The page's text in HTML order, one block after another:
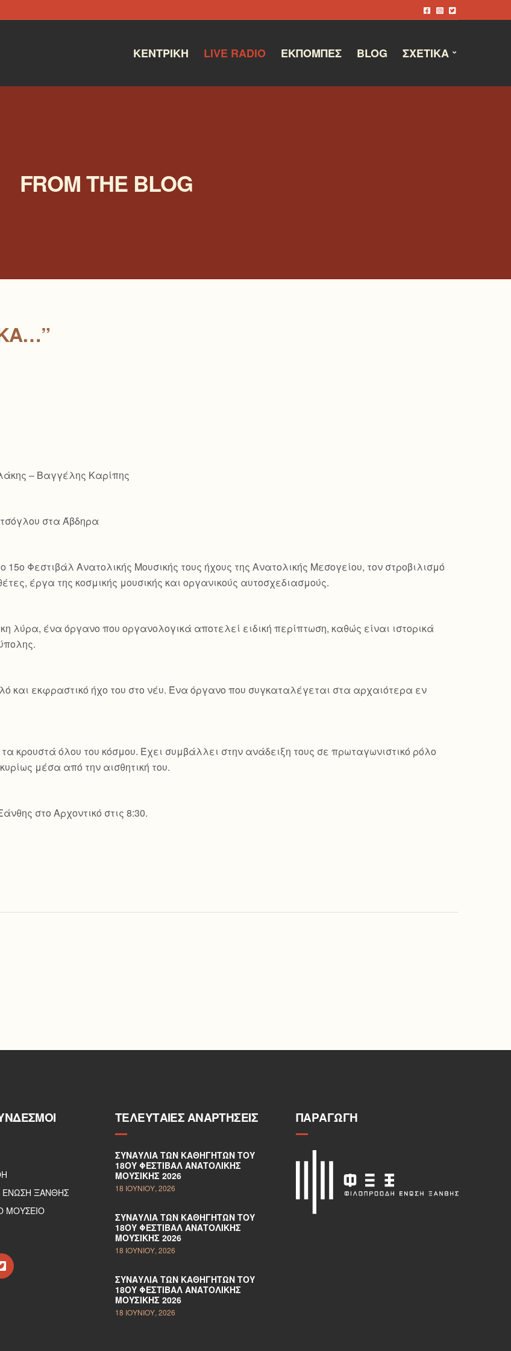
ΚΕΝΤΡΙΚΉ LIVE RADIO ΕΚΠΟΜΠΈΣ BLOG ΣΧΕΤΙΚΆ
FROM THE BLOG
– Βαγγέλης Καρίπης
στα Άβδηρα
Φεστιβάλ Ανατολικής Μουσικής τους ήχους της Ανατολικής Μεσογείου, τον στροβιλισμό
έργα της κοσμικής μουσικής και οργανικούς αυτοσχεδιασμούς.
λύρα, ένα όργανο που οργανολογικά αποτελεί ειδική περίπτωση, καθώς είναι ιστορικά
και εκφραστικό ήχο του στο νέυ. Ένα όργανο που συγκαταλέγεται στα αρχαιότερα εν
κρουστά όλου του κόσμου. Έχει συμβάλλει στην ανάδειξη τους σε πρωταγωνιστικό ρόλο
μέσα από την αισθητική του.
στο Αρχοντικό στις 8:30.
ΞΑΝΘΗΣ
ΜΟΥΣΕΙΟ
ΤΕΛΕΥΤΑΊΕΣ ΑΝΑΡΤΉΣΕΙΣ
ΣΥΝΑΥΛΊΑ ΤΩΝ ΚΑΘΗΓΗΤΏΝ ΤΟΥ
18ΟΥ ΦΕΣΤΙΒΆΛ ΑΝΑΤΟΛΙΚΉΣ
ΜΟΥΣΙΚΉΣ 2026
18 ΙΟΥΝΊΟΥ, 2026
ΣΥΝΑΥΛΊΑ ΤΩΝ ΚΑΘΗΓΗΤΏΝ ΤΟΥ
18ΟΥ ΦΕΣΤΙΒΆΛ ΑΝΑΤΟΛΙΚΉΣ
ΜΟΥΣΙΚΉΣ 2026
18 ΙΟΥΝΊΟΥ, 2026
ΣΥΝΑΥΛΊΑ ΤΩΝ ΚΑΘΗΓΗΤΏΝ ΤΟΥ
18ΟΥ ΦΕΣΤΙΒΆΛ ΑΝΑΤΟΛΙΚΉΣ
ΜΟΥΣΙΚΉΣ 2026
18 ΙΟΥΝΊΟΥ, 2026
ΠΑΡΑΓΩΓΉ